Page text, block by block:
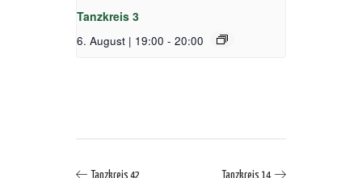
Tanzkreis 3
6. August | 19:00 - 20:00
Tanzkreis 42 Tanzkreis 14